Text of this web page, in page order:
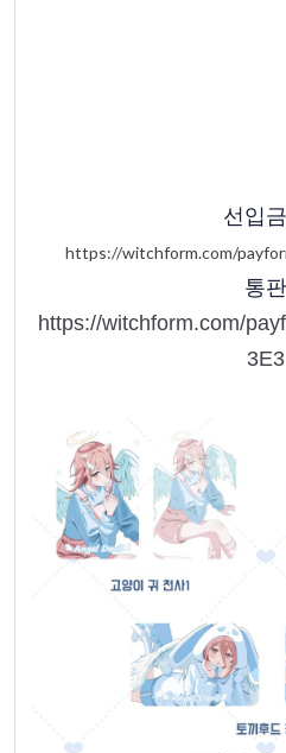
선입
https://witchform.com/
통판
https://witchform.com/
3E3